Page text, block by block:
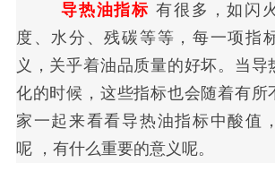
导热油指标 有很多，如闪
度、水分、残碳等等，每一项指
义，关乎着油品质量的好坏。当导
化的时候，这些指标也会随着有所
家一起来看看导热油指标中酸值
呢
， 有什么重要的意义呢。